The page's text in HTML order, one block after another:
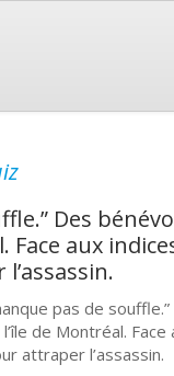
Des
Face aux
pas de
de Montréal.
attraper l’assassin.